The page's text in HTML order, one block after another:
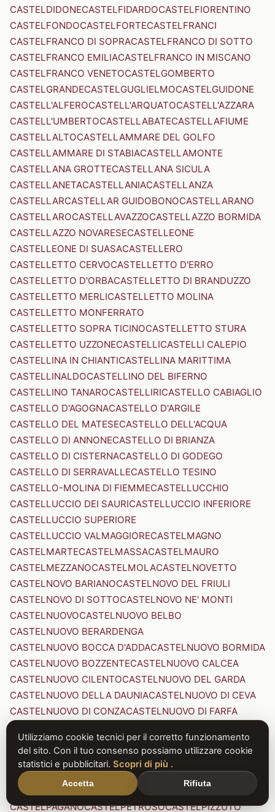
CASTELDIDONECASTELFIDARDOCASTELFIORENTINO
CASTELFONDOCASTELFORTECASTELFRANCI
CASTELFRANCO DI SOPRACASTELFRANCO DI SOTTO
CASTELFRANCO EMILIACASTELFRANCO IN MISCANO
CASTELFRANCO VENETOCASTELGOMBERTO
CASTELGRANDECASTELGUGLIELMOCASTELGUIDONE
CASTELL'ALFEROCASTELL'ARQUATOCASTELL'AZZARA
CASTELL'UMBERTOCASTELLABATECASTELLAFIUME
CASTELLALTOCASTELLAMMARE DEL GOLFO
CASTELLAMMARE DI STABIACASTELLAMONTE
CASTELLANA GROTTECASTELLANA SICULA
CASTELLANETACASTELLANIACASTELLANZA
CASTELLARCASTELLAR GUIDOBONOCASTELLARANO
CASTELLAROCASTELLAVAZZOCASTELLAZZO BORMIDA
CASTELLAZZO NOVARESECASTELLEONE
CASTELLEONE DI SUASACASTELLERO
CASTELLETTO CERVOCASTELLETTO D'ERRO
CASTELLETTO D'ORBACASTELLETTO DI BRANDUZZO
CASTELLETTO MERLICASTELLETTO MOLINA
CASTELLETTO MONFERRATO
CASTELLETTO SOPRA TICINOCASTELLETTO STURA
CASTELLETTO UZZONECASTELLICASTELLI CALEPIO
CASTELLINA IN CHIANTICASTELLINA MARITTIMA
CASTELLINALDOCASTELLINO DEL BIFERNO
CASTELLINO TANAROCASTELLIRICASTELLO CABIAGLIO
CASTELLO D'AGOGNACASTELLO D'ARGILE
CASTELLO DEL MATESECASTELLO DELL'ACQUA
CASTELLO DI ANNONECASTELLO DI BRIANZA
CASTELLO DI CISTERNACASTELLO DI GODEGO
CASTELLO DI SERRAVALLECASTELLO TESINO
CASTELLO-MOLINA DI FIEMMECASTELLUCCHIO
CASTELLUCCIO DEI SAURICASTELLUCCIO INFERIORE
CASTELLUCCIO SUPERIORE
CASTELLUCCIO VALMAGGIORECASTELMAGNO
CASTELMARTECASTELMASSACASTELMAURO
CASTELMEZZANOCASTELMOLACASTELNOVETTO
CASTELNOVO BARIANOCASTELNOVO DEL FRIULI
CASTELNOVO DI SOTTOCASTELNOVO NE' MONTI
CASTELNUOVOCASTELNUOVO BELBO
CASTELNUOVO BERARDENGA
CASTELNUOVO BOCCA D'ADDACASTELNUOVO BORMIDA
CASTELNUOVO BOZZENTECASTELNUOVO CALCEA
CASTELNUOVO CILENTOCASTELNUOVO DEL GARDA
CASTELNUOVO DELLA DAUNIACASTELNUOVO DI CEVA
CASTELNUOVO DI CONZACASTELNUOVO DI FARFA
CASTELNUOVO DI PORTO CASTELNUOVO DON BOSCO
CASTELNUOVO MAGRACASTELNUOVO NIGRA
CASTELNUOVO PARANOCASTELNUOVO RANGONE
CASTELNUOVO SCRIVIA
CASTELNUOVO VAL DI CECINA
CASTELPAGANOCASTELPETROSOCASTELPIZZUTO
Utilizziamo cookie tecnici per il corretto funzionamento
del sito. Con il tuo consenso possiamo utilizzare cookie
statistici e pubblicitari. Scopri di più .
Accetta Rifiuta